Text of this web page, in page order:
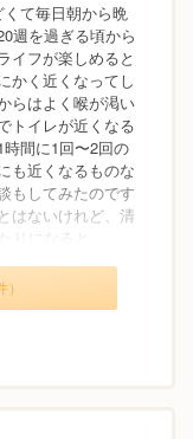
て毎日朝から晩
週を過ぎる頃から
イフが楽しめると
かく近くなってし
らはよく喉が渇い
トイレが近くなる
間に1回〜2回の
も近くなるものな
もしてみたのです
はないけれど、清
りになると...